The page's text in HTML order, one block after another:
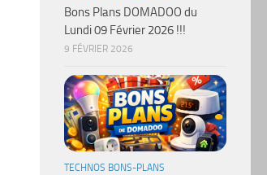
Bons Plans DOMADOO du
Lundi 09 Février 2026 !!!
9 FÉVRIER 2026
TECHNOS BONS-PLANS